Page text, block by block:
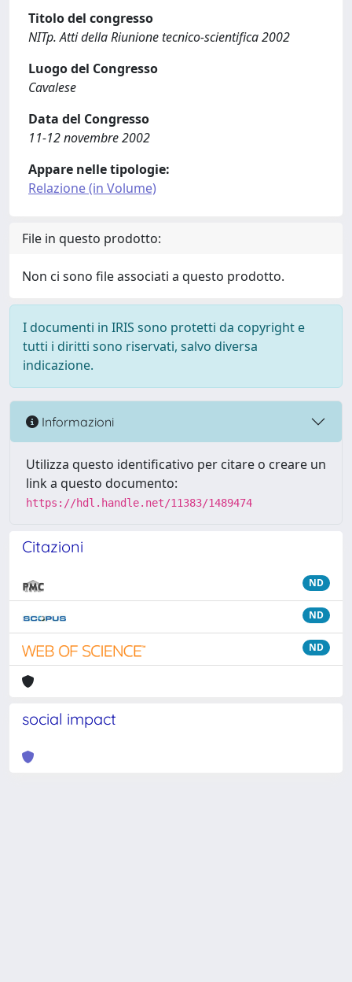
Titolo del congresso
NITp. Atti della Riunione tecnico-scientifica 2002
Luogo del Congresso
Cavalese
Data del Congresso
11-12 novembre 2002
Appare nelle tipologie:
Relazione (in Volume)
File in questo prodotto:
Non ci sono file associati a questo prodotto.
I documenti in IRIS sono protetti da copyright e
tutti i diritti sono riservati, salvo diversa
indicazione.
Informazioni
Utilizza questo identificativo per citare o creare un
link a questo documento:
https://hdl.handle.net/11383/1489474
Citazioni
ND
ND
ND
social impact